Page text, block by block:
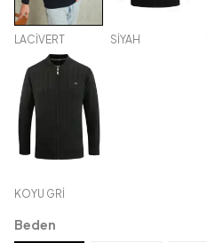
LACİVERT SİYAH
KOYU GRİ
Beden